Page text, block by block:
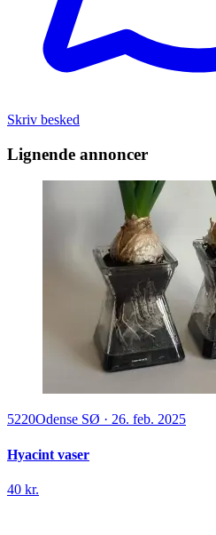
Skriv besked
Lignende annoncer
5220Odense SØ · 26. feb. 2025
Hyacint vaser
40 kr.